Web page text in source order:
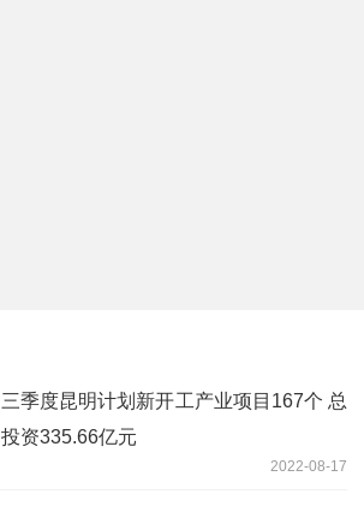
三季度昆明计划新开工产业项目167个 总
投资335.66亿元
2022-08-17